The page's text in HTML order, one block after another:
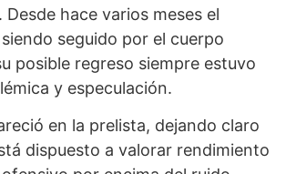
Desde hace varios meses el
seguido por el cuerpo
posible regreso siempre estuvo
y especulación.
en la prelista, dejando claro
dispuesto a valorar rendimiento